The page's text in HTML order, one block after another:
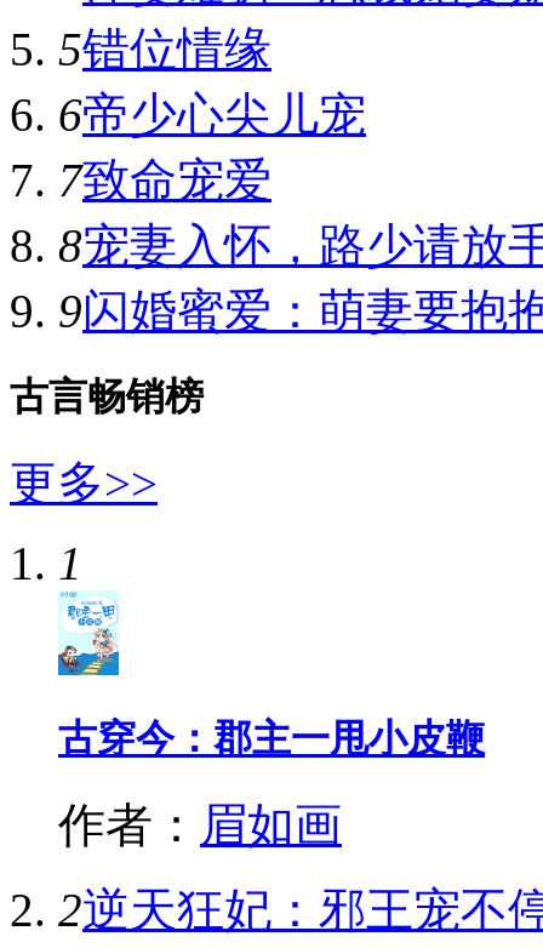
5错位情缘
6帝少心尖儿宠
7致命宠爱
8宠妻入怀，路少请放
9闪婚蜜爱：萌妻要抱
古言畅销榜
更多>>
1
古穿今：郡主一甩小皮鞭
作者： 眉如画
2逆天狂妃：邪王宠不